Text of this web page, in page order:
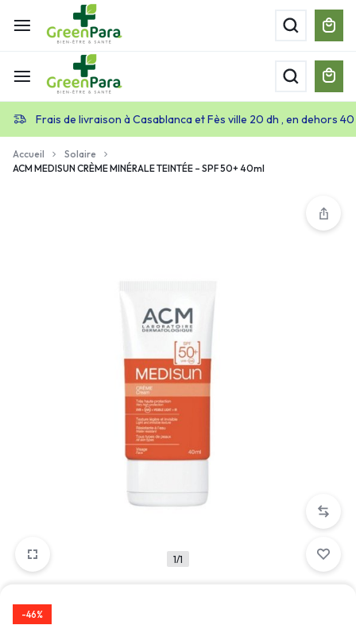
Frais de livraison à Casablanca et Fès ville 20 dh , en dehors
Accueil
Solaire
ACM MEDISUN CRÈME MINÉRALE TEINTÉE – SPF 50+ 40ml
1/1
-46%